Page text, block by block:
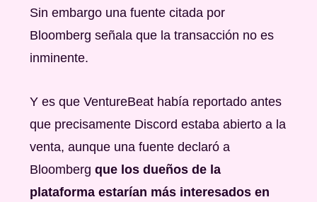
Sin embargo una fuente citada por
Bloomberg señala que la transacción no es
inminente.
Y es que VentureBeat había reportado antes
que precisamente Discord estaba abierto a la
venta, aunque una fuente declaró a
Bloomberg que los dueños de la
plataforma estarían más interesados en